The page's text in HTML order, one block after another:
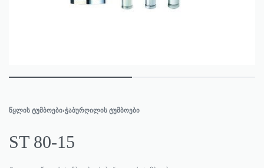
ᲬᲧᲚᲘᲡ ᲢᲣᲛᲑᲝᲔᲑᲘ›ᲭᲐᲑᲣᲠᲦᲘᲚᲘᲡ ᲢᲣᲛᲑᲝᲔᲑᲘ
ST 80-15